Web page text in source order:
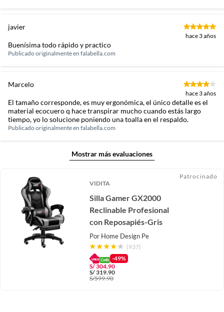
javier
hace 3 años
Buenísima todo rápido y practico
Publicado originalmente en falabella.com
Marcelo
hace 3 años
El tamaño corresponde, es muy ergonómica, el único detalle es el
material ecocuero q hace transpirar mucho cuando estás largo
tiempo, yo lo solucione poniendo una toalla en el respaldo.
Publicado originalmente en falabella.com
Mostrar más evaluaciones
VIDITA
Silla Gamer GX2000
Reclinable Profesional
con Reposapiés-Gris
Por Home Design Pe
(937)
-49%
S/304.90
S/319.90
S/599.90
Patrocinado